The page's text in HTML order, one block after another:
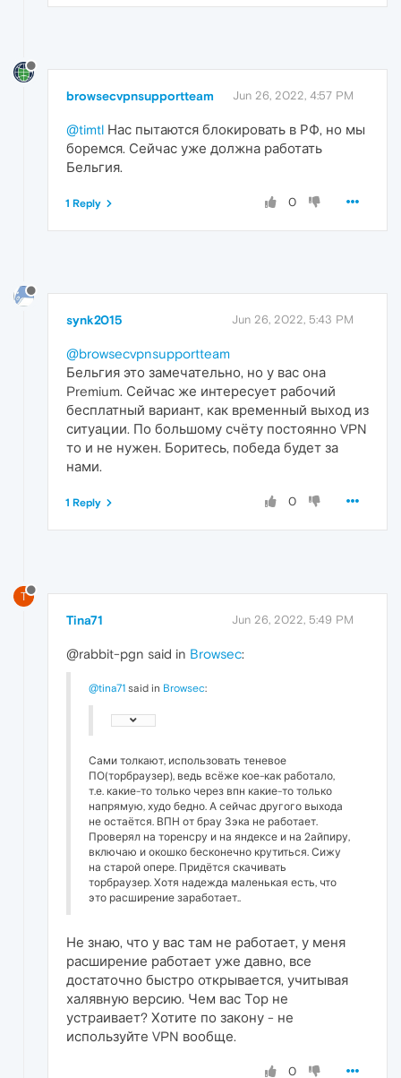
browsecvpnsupportteam Jun 26, 2022, 4:57 PM
@timtl Нас пытаются блокировать в РФ, но мы
боремся. Сейчас уже должна работать
Бельгия.
0
1 Reply
synk2015 Jun 26, 2022, 5:43 PM
@browsecvpnsupportteam
Бельгия это замечательно, но у вас она
Premium. Сейчас же интересует рабочий
бесплатный вариант, как временный выход из
ситуации. По большому счёту постоянно VPN
то и не нужен. Боритесь, победа будет за
нами.
0
1 Reply
T
Tina71 Jun 26, 2022, 5:49 PM
@rabbit-pgn said in Browsec:
@tina71 said in Browsec:
Сами толкают, использовать теневое
ПО(торбраузер), ведь всёже кое-как работало,
т.е. какие-то только через впн какие-то только
напрямую, худо бедно. А сейчас другого выхода
не остаётся. ВПН от брау Зэка не работает.
Проверял на торенсру и на яндексе и на 2айпиру,
включаю и окошко бесконечно крутиться. Сижу
на старой опере. Придётся скачивать
торбраузер. Хотя надежда маленькая есть, что
это расширение заработает..
Не знаю, что у вас там не работает, у меня
расширение работает уже давно, все
достаточно быстро открывается, учитывая
халявную версию. Чем вас Тор не
устраивает? Хотите по закону - не
используйте VPN вообще.
0